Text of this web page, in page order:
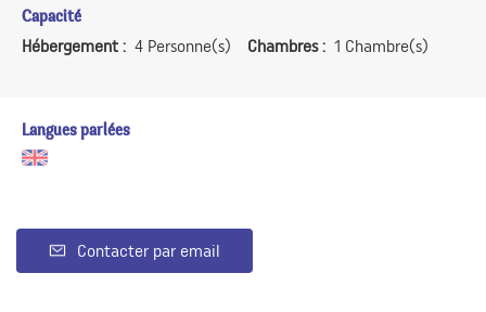
Capacité
Hébergement : 4 Personne(s) Chambres : 1 Chambre(s)
Langues parlées
Contacter par email